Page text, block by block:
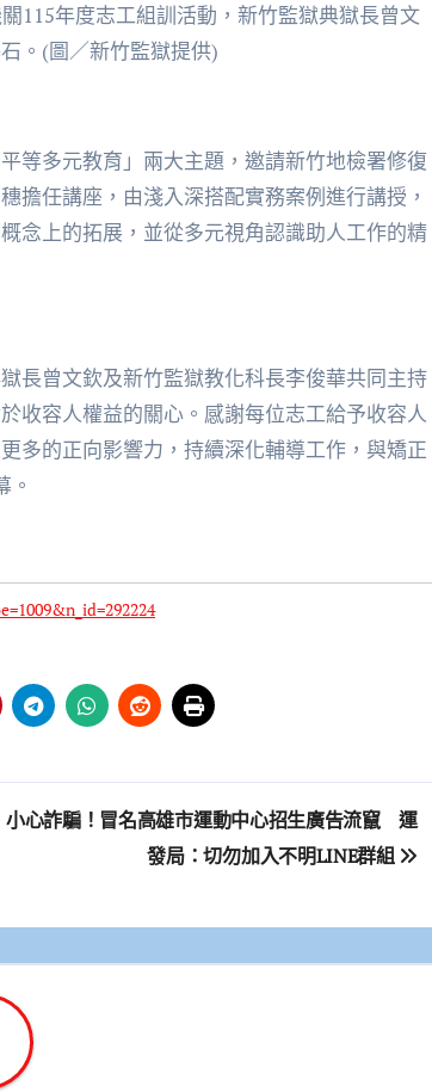
115年度志工組訓活動，新竹監獄典獄長曾文
。(圖／新竹監獄提供)
等多元教育」兩大主題，邀請新竹地檢署修復
擔任講座，由淺入深搭配實務案例進行講授，
念上的拓展，並從多元視角認識助人工作的精
長曾文欽及新竹監獄教化科長李俊華共同主持
收容人權益的關心。感謝每位志工給予收容人
多的正向影響力，持續深化輔導工作，與矯正
。
小心詐騙！冒名高雄市運動中心招生廣告流竄 運
發局：切勿加入不明LINE群組